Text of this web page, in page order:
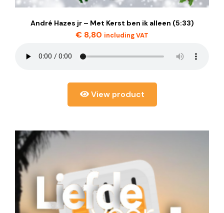
André Hazes jr – Met Kerst ben ik alleen (5:33)
€ 8,80 including VAT
View product